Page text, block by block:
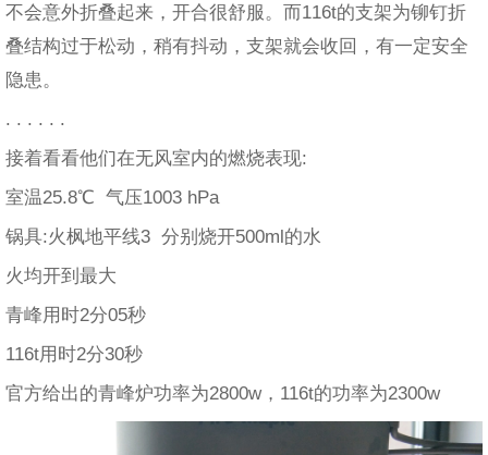
不会意外折叠起来，开合很舒服。而116t的支架为铆钉折
叠结构过于松动，稍有抖动，支架就会收回，有一定安全
隐患。
. . . . . .
接着看看他们在无风室内的燃烧表现:
室温25.8℃ 气压1003 hPa
锅具:火枫地平线3 分别烧开500ml的水
火均开到最大
青峰用时2分05秒
116t用时2分30秒
官方给出的青峰炉功率为2800w，116t的功率为2300w